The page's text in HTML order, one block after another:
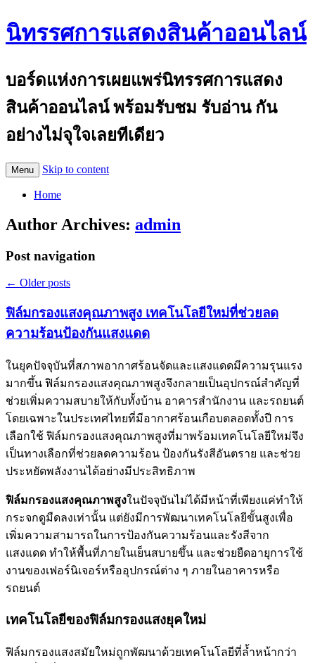
นิทรรศการแสดงสินค้าออนไลน์
บอร์ดแห่งการเผยแพร่นิทรรศการแสดง
สินค้าออนไลน์ พร้อมรับชม รับอ่าน กัน
อย่างไม่จุใจเลยทีเดียว
Menu Skip to content
Home
Author Archives: admin
Post navigation
← Older posts
ฟิล์มกรองแสงคุณภาพสูง เทคโนโลยีใหม่ที่ช่วยลด
ความร้อนป้องกันแสงแดด
ในยุคปัจจุบันที่สภาพอากาศร้อนจัดและแสงแดดมีความรุนแรง
มากขึ้น ฟิล์มกรองแสงคุณภาพสูงจึงกลายเป็นอุปกรณ์สำคัญที่
ช่วยเพิ่มความสบายให้กับทั้งบ้าน อาคารสำนักงาน และรถยนต์
โดยเฉพาะในประเทศไทยที่มีอากาศร้อนเกือบตลอดทั้งปี การ
เลือกใช้ ฟิล์มกรองแสงคุณภาพสูงที่มาพร้อมเทคโนโลยีใหม่จึง
เป็นทางเลือกที่ช่วยลดความร้อน ป้องกันรังสีอันตราย และช่วย
ประหยัดพลังงานได้อย่างมีประสิทธิภาพ
ฟิล์มกรองแสงคุณภาพสูงในปัจจุบันไม่ได้มีหน้าที่เพียงแค่ทำให้
กระจกดูมืดลงเท่านั้น แต่ยังมีการพัฒนาเทคโนโลยีขั้นสูงเพื่อ
เพิ่มความสามารถในการป้องกันความร้อนและรังสีจาก
แสงแดด ทำให้พื้นที่ภายในเย็นสบายขึ้น และช่วยยืดอายุการใช้
งานของเฟอร์นิเจอร์หรืออุปกรณ์ต่าง ๆ ภายในอาคารหรือ
รถยนต์
เทคโนโลยีของฟิล์มกรองแสงยุคใหม่
ฟิล์มกรองแสงสมัยใหม่ถูกพัฒนาด้วยเทคโนโลยีที่ล้ำหน้ากว่า